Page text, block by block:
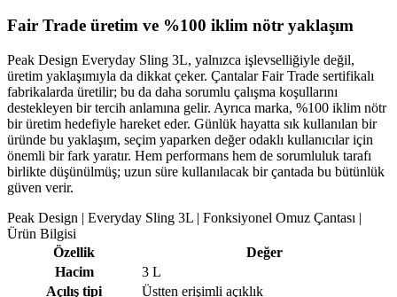
Fair Trade üretim ve %100 iklim nötr yaklaşım
Peak Design Everyday Sling 3L, yalnızca işlevselliğiyle değil,
üretim yaklaşımıyla da dikkat çeker. Çantalar Fair Trade sertifikalı
fabrikalarda üretilir; bu da daha sorumlu çalışma koşullarını
destekleyen bir tercih anlamına gelir. Ayrıca marka, %100 iklim nötr
bir üretim hedefiyle hareket eder. Günlük hayatta sık kullanılan bir
üründe bu yaklaşım, seçim yaparken değer odaklı kullanıcılar için
önemli bir fark yaratır. Hem performans hem de sorumluluk tarafı
birlikte düşünülmüş; uzun süre kullanılacak bir çantada bu bütünlük
güven verir.
Peak Design | Everyday Sling 3L | Fonksiyonel Omuz Çantası |
Ürün Bilgisi
Özellik
Değer
Hacim
3 L
Açılış tipi
Üstten erişimli açıklık